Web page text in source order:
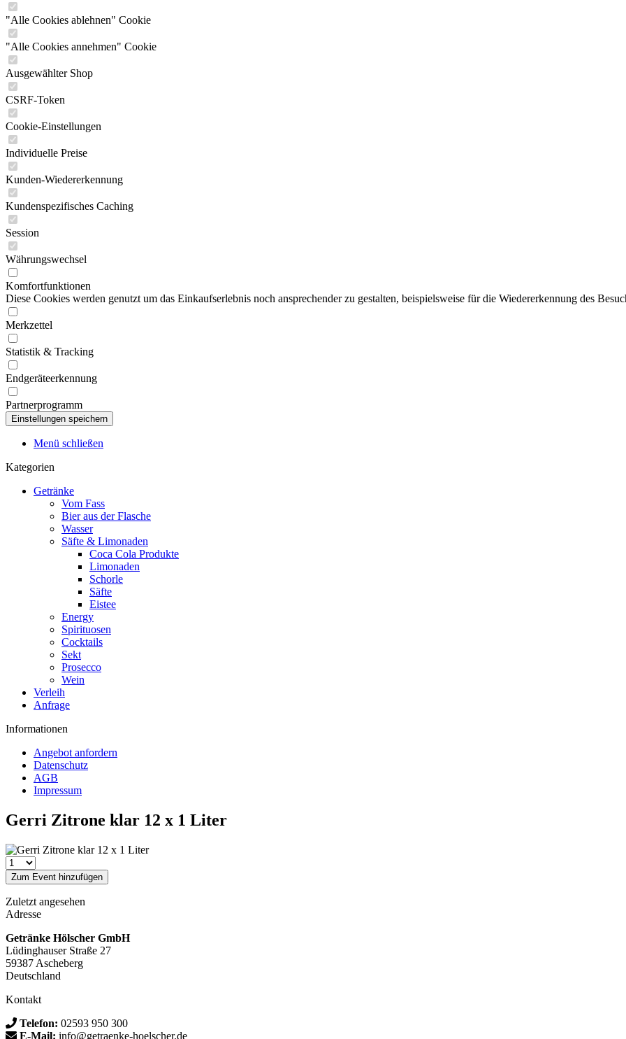
"Alle Cookies ablehnen" Cookie
"Alle Cookies annehmen" Cookie
Ausgewählter Shop
CSRF-Token
Cookie-Einstellungen
Individuelle Preise
Kunden-Wiedererkennung
Kundenspezifisches Caching
Session
Währungswechsel
Komfortfunktionen
Diese Cookies werden genutzt um das Einkaufserlebnis noch ansprechender zu gestalten, beispielsweise für die Wiedererkennung des
Merkzettel
Statistik & Tracking
Endgeräteerkennung
Partnerprogramm
Menü schließen
Kategorien
Getränke
Vom Fass
Bier aus der Flasche
Wasser
Säfte & Limonaden
Coca Cola Produkte
Limonaden
Schorle
Säfte
Eistee
Energy
Spirituosen
Cocktails
Sekt
Prosecco
Wein
Verleih
Anfrage
Informationen
Angebot anfordern
Datenschutz
AGB
Impressum
Gerri Zitrone klar 12 x 1 Liter
Zum Event hinzufügen
Zuletzt angesehen
Adresse
Getränke Hölscher GmbH
Lüdinghauser Straße 27
59387 Ascheberg
Deutschland
Kontakt
Telefon: 02593 950 300
E-Mail: info@getraenke-hoelscher.de